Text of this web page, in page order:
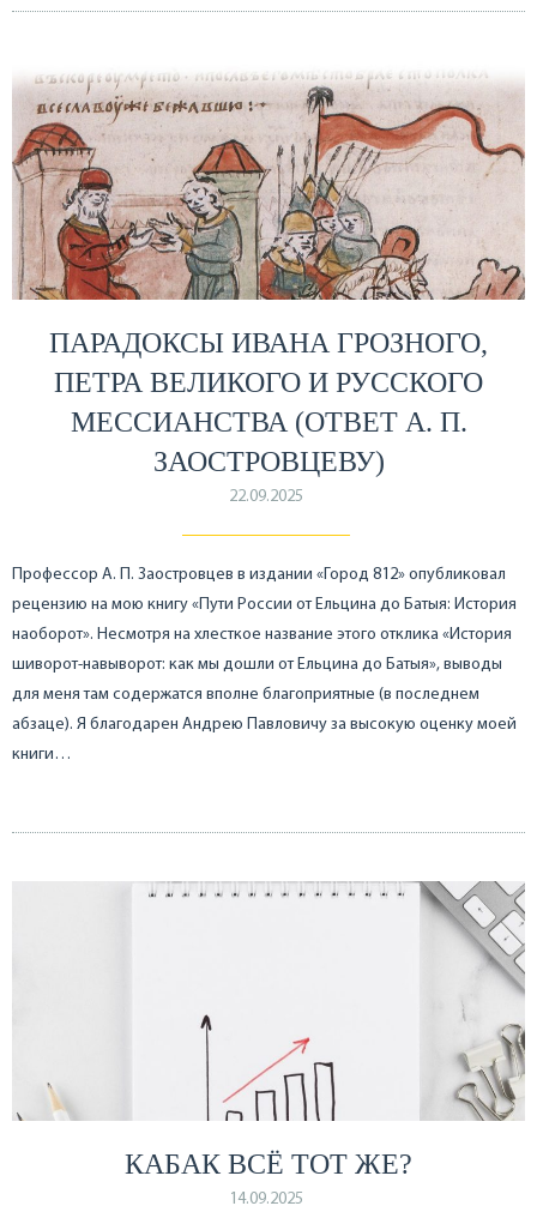
ПАРАДОКСЫ ИВАНА ГРОЗНОГО,
ПЕТРА ВЕЛИКОГО И РУССКОГО
МЕССИАНСТВА (ОТВЕТ А. П.
ЗАОСТРОВЦЕВУ)
22.09.2025
Профессор А. П. Заостровцев в издании «Город 812» опубликовал
рецензию на мою книгу «Пути России от Ельцина до Батыя: История
наоборот». Несмотря на хлесткое название этого отклика «История
шиворот-навыворот: как мы дошли от Ельцина до Батыя», выводы
для меня там содержатся вполне благоприятные (в последнем
абзаце). Я благодарен Андрею Павловичу за высокую оценку моей
книги…
КАБАК ВСЁ ТОТ ЖЕ?
14.09.2025